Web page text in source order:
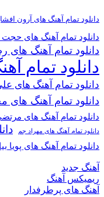
دانلود تمام آهنگ های آرون
دانلود تمام آهنگ های
دانلود تمام آهنگ های
دانلود تمام
دانلود تمام آهنگ های
دانلود تمام آهنگ های
دانلود تمام آهنگ های
دانلود تمام آهنگ های مهراد جم
دانلود تمام آهنگ های پویا
آهنگ جدید
ریمیکس آهنگ
آهنگ های پرطرفدار